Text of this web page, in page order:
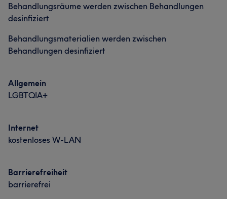
Körper Gesicht Haarentfernung
Portfolio
Behandlungsräume werden zwischen Behandlungen
desinfiziert
Behandlungsmaterialien werden zwischen
Behandlungen desinfiziert
Allgemein
LGBTQIA+
Internet
kostenloses W-LAN
Barrierefreiheit
barrierefrei